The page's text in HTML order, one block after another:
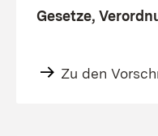
Gesetze,
Zu den